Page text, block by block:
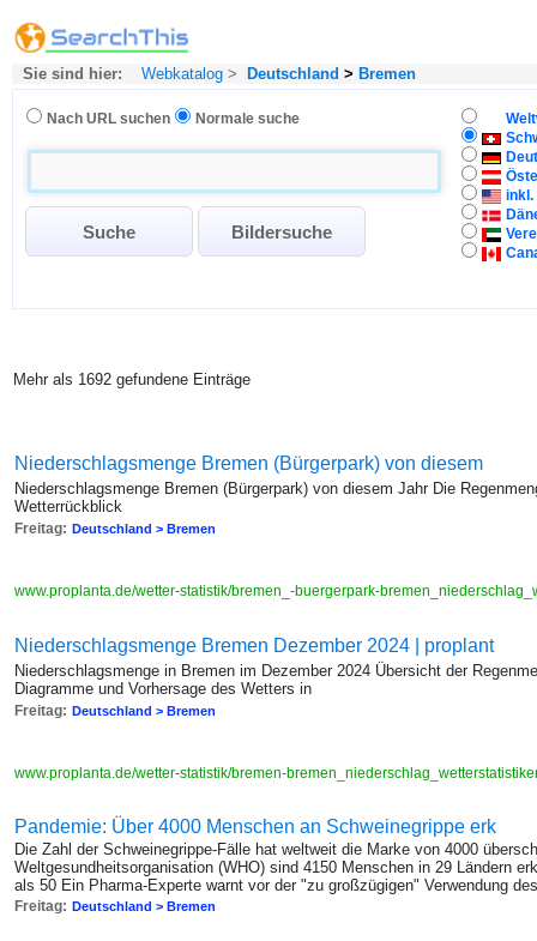
Sie sind hier: Webkatalog > Deutschland > Bremen
Nach URL suchen Normale suche
inkl.
Mehr als 1692 gefundene Einträge
Niederschlagsmenge Bremen (Bürgerpark) von diesem
Niederschlagsmenge Bremen (Bürgerpark) von diesem Jahr Die
Wetterrückblick
Freitag: Deutschland > Bremen
www.proplanta.de/wetter-statistik/bremen_-buergerpark-
Niederschlagsmenge Bremen Dezember 2024 | proplant
Niederschlagsmenge in Bremen im Dezember 2024 Übersicht der
Diagramme und Vorhersage des Wetters in
Freitag: Deutschland > Bremen
www.proplanta.de/wetter-statistik/bremen-
Pandemie: Über 4000 Menschen an Schweinegrippe erk
Die Zahl der Schweinegrippe-Fälle hat weltweit die Marke von 4000
Weltgesundheitsorganisation (WHO) sind 4150 Menschen in 29 Ländern
als 50 Ein Pharma-Experte warnt vor der "zu großzügigen" Verwendung
Freitag: Deutschland > Bremen